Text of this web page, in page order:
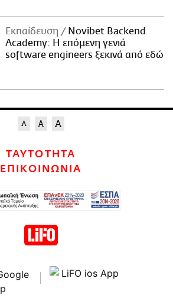
Εκπαίδευση
Novibet Backend
Academy: Η επόμενη γενιά
software engineers ξεκινά από εδώ
ΤΑΥΤΟΤΗΤΑ
ΕΠΙΚΟΙΝΩΝΙΑ